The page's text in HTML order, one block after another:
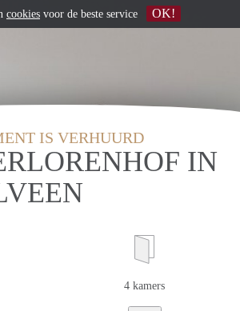
IS VERHUURD
IN
4 kamers
cookies voor de beste service OK!